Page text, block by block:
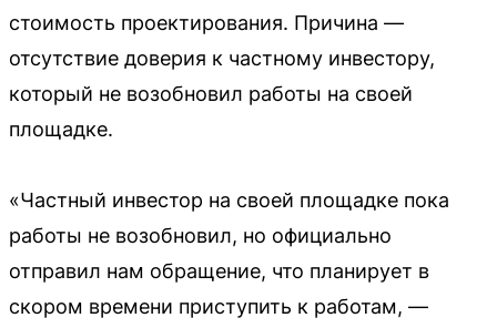
стоимость проектирования. Причина —
отсутствие доверия к частному инвестору,
который не возобновил работы на своей
площадке.
«Частный инвестор на своей площадке пока
работы не возобновил, но официально
отправил нам обращение, что планирует в
скором времени приступить к работам, —